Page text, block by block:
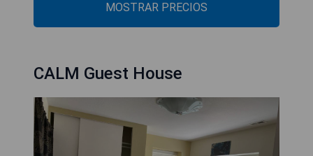
MOSTRAR PRECIOS
CALM Guest House